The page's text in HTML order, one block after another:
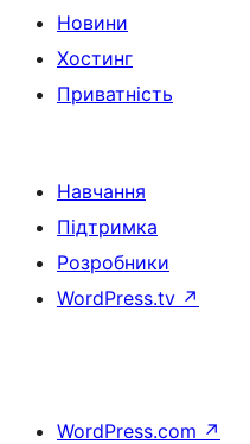
Новини
Хостинг
Приватність
Навчання
Підтримка
Розробники
WordPress.tv ↗
WordPress.com ↗